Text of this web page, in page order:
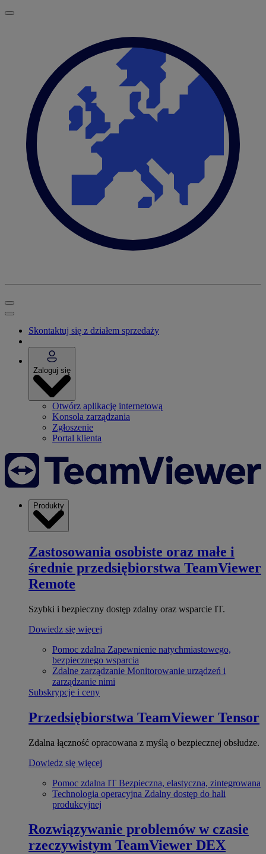
Skontaktuj się z działem sprzedaży
Zaloguj się
Otwórz aplikację internetową
Konsola zarządzania
Zgłoszenie
Portal klienta
Produkty
Zastosowania osobiste oraz małe i
średnie przedsiębiorstwa TeamViewer
Remote
Szybki i bezpieczny dostęp zdalny oraz wsparcie IT.
Dowiedz się więcej
Pomoc zdalna Zapewnienie natychmiastowego,
bezpiecznego wsparcia
Zdalne zarządzanie Monitorowanie urządzeń i
zarządzanie nimi
Subskrypcje i ceny
Przedsiębiorstwa TeamViewer Tensor
Zdalna łączność opracowana z myślą o bezpiecznej obsłudze.
Dowiedz się więcej
Pomoc zdalna IT Bezpieczna, elastyczna, zintegrowana
Technologia operacyjna Zdalny dostęp do hali
produkcyjnej
Rozwiązywanie problemów w czasie
rzeczywistym TeamViewer DEX